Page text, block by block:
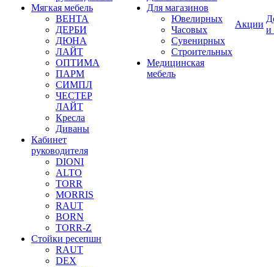
Мягкая мебель
ВЕНТА
ДЕРБИ
ДЮНА
ЛАЙТ
ОПТИМА
ПАРМ
СИМПЛ
ЧЕСТЕР
ЛАЙТ
Кресла
Диваны
Кабинет
руководителя
DIONI
ALTO
TORR
MORRIS
RAUT
BORN
TORR-Z
Стойки ресепшн
RAUT
DEX
Для магазинов
Ювелирных
Часовых
Сувенирных
Строительных
Медицинская
мебель
Акции
и